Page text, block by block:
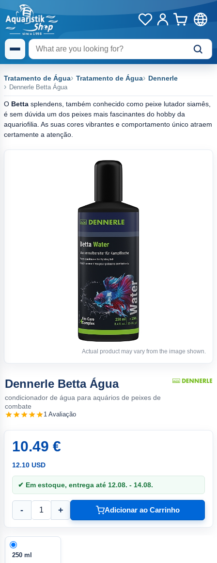
Tratamento de Água Tratamento de Água Dennerle
Dennerle Betta Água
O Betta splendens, também conhecido como peixe lutador siamês,
é sem dúvida um dos peixes mais fascinantes do hobby da
aquariofilia. As suas cores vibrantes e comportamento único atraem
certamente a atenção.
Actual product may vary from the image shown.
Dennerle Betta Água
condicionador de água para aquários de peixes de
combate
1 Avaliação
10.49 €
12.10 USD
✔ Em estoque, entrega até 12.08. - 14.08.
- + Adicionar ao Carrinho
250 ml